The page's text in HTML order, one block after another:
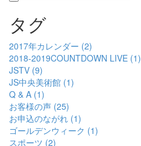
タグ
2017年カレンダー (2)
2018-2019COUNTDOWN LIVE (1)
JSTV (9)
JS中央美術館 (1)
Q & A (1)
お客様の声 (25)
お申込のながれ (1)
ゴールデンウィーク (1)
スポーツ (2)